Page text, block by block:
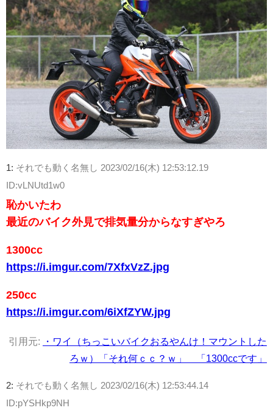
1: それでも動く名無し
2023/02/16(木) 12:53:12.19
ID:vLNUtd1w0
恥かいたわ
最近のバイク外見で排気量分からなすぎやろ
1300cc
https://i.imgur.com/7XfxVzZ.jpg
250cc
https://i.imgur.com/6iXfZYW.jpg
引用元:
・ワイ（ちっこいバイクおるやんけ！マウントした
ろｗ）「それ何ｃｃ？ｗ」 「1300ccです」
2: それでも動く名無し
2023/02/16(木) 12:53:44.14
ID:pYSHkp9NH